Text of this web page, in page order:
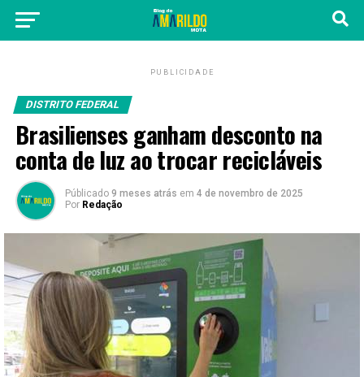
PUBLICIDADE
DISTRITO FEDERAL
Brasilienses ganham desconto na
conta de luz ao trocar recicláveis
Públicado 9 meses atrás em 4 de novembro de 2025
Por Redação